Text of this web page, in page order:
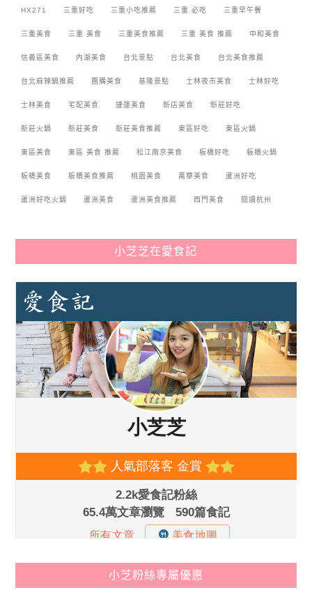
HX271 三重好吃 三重小吃推薦 三重 必吃 三重早午餐
三重美食 三重 美食 三重美食推薦 三重 美食 推薦 中和美食
信義區美食 內湖美食 台北景點 台北美食 台北美食推薦
台北麻辣鍋推薦 團購美食 基隆景點 士林夜市美食 士林好吃
士林美食 宅配美食 捷運美食 新店美食 新莊好吃
新莊火鍋 新莊美食 新莊美食推薦 東區好吃 東區火鍋
東區美食 東區 美食 推薦 松江南京美食 板橋好吃 板橋火鍋
板橋美食 板橋美食推薦 桃園美食 萬華美食 蘆洲好吃
蘆洲好吃火鍋 蘆洲美食 蘆洲美食推薦 西門美食 閱讀杭州
小芝芝在愛食記
小芝粉絲專屬優惠